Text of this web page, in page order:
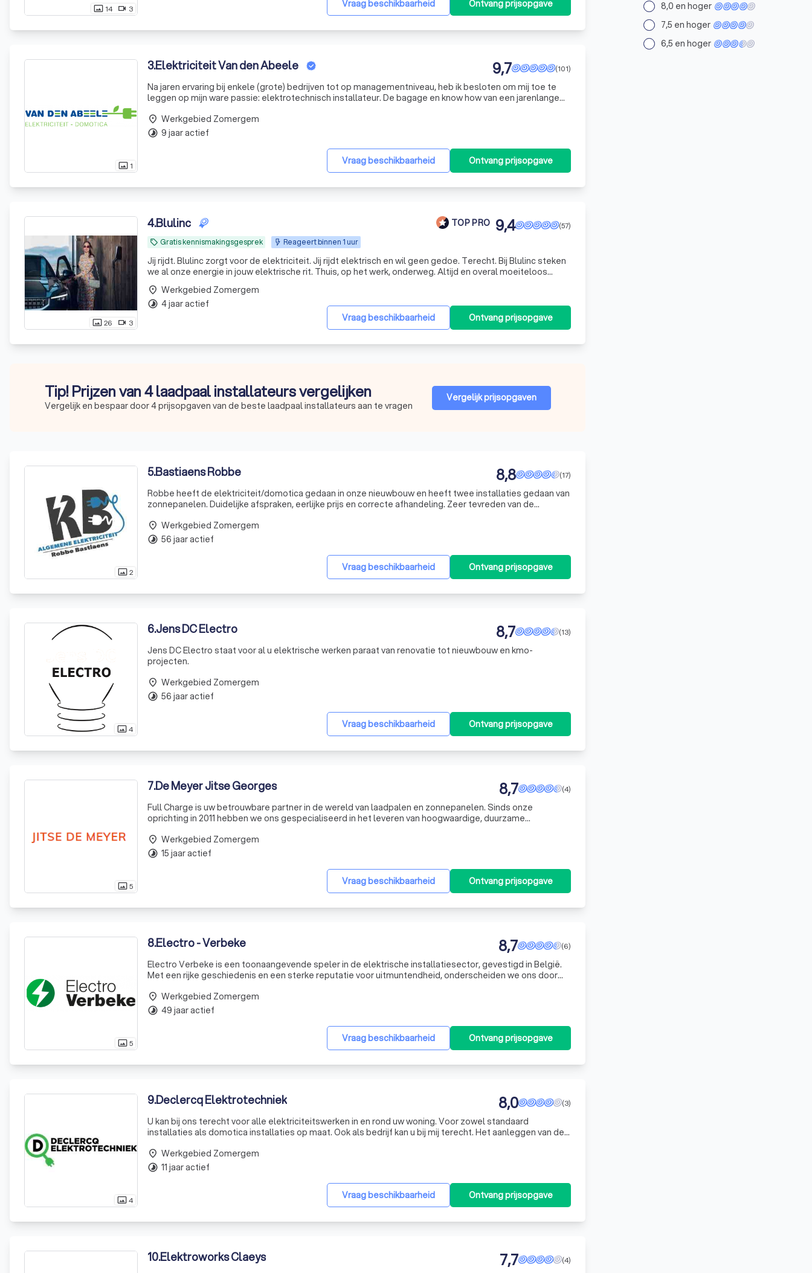
photo_size_select_actual 14 videocam 3 Vraag beschikbaarheid Ontvang prijsopgave
photo_size_select_actual 1
3.Elektriciteit Van den Abeele (101)
9,7
Na jaren ervaring bij enkele (grote) bedrijven tot op managementniveau, heb ik besloten om mij toe te
leggen op mijn ware passie: elektrotechnisch installateur. De bagage en know how van een jarenlange
Vraag beschikbaarheid Ontvang prijsopgave
place Werkgebied Zomergem
timelapse 9 jaar actief
photo_size_select_actual26 videocam 3
4.Blulinc TOP PRO
local_offer Gratis kennismakingsgesprek Reageert binnen 1 uur
(57)
9,4
Jij rijdt. Blulinc zorgt voor de elektriciteit. Jij rijdt elektrisch en wil geen gedoe. Terecht. Bij Blulinc steken
we al onze energie in jouw elektrische rit. Thuis, op het werk, onderweg. Altijd en overal moeiteloos
opladen, met ons arsenaal aan laadoplossingen. Klinkt vlotjes? Is het ook
Vraag beschikbaarheid Ontvang prijsopgave
place Werkgebied Zomergem
timelapse 4 jaar actief
Tip! Prijzen van 4 laadpaal installateurs vergelijken
Vergelijk en bespaar door 4 prijsopgaven van de beste laadpaal installateurs aan te vragen
Vergelijk prijsopgaven
photo_size_select_actual2
5.Bastiaens Robbe (17)
8,8
Robbe heeft de elektriciteit/domotica gedaan in onze nieuwbouw en heeft twee installaties gedaan van
zonnepanelen. Duidelijke afspraken, eerlijke prijs en correcte afhandeling. Zeer tevreden van de
perfecte
Vraag beschikbaarheid Ontvang prijsopgave
place Werkgebied Zomergem
timelapse 56 jaar actief
photo_size_select_actual4
6.Jens DC Electro (13)
8,7
Jens DC Electro staat voor al u elektrische werken paraat van renovatie tot nieuwbouw en kmo-
projecten.
Vraag beschikbaarheid Ontvang prijsopgave
place Werkgebied Zomergem
timelapse 56 jaar actief
photo_size_select_actual5
7.De Meyer Jitse Georges (4)
8,7
Full Charge is uw betrouwbare partner in de wereld van laadpalen en zonnepanelen. Sinds onze
oprichting in 2011 hebben we ons gespecialiseerd in het leveren van hoogwaardige, duurzame
laadstation nodi
Vraag beschikbaarheid Ontvang prijsopgave
place Werkgebied Zomergem
timelapse 15 jaar actief
photo_size_select_actual5
8.Electro - Verbeke (6)
8,7
Electro Verbeke is een toonaangevende speler in de elektrische installatiesector, gevestigd in België.
Met een rijke geschiedenis en een sterke reputatie voor uitmuntendheid, onderscheiden we ons door
Vraag beschikbaarheid Ontvang prijsopgave
place Werkgebied Zomergem
timelapse 49 jaar actief
photo_size_select_actual4
9.Declercq Elektrotechniek (3)
8,0
U kan bij ons terecht voor alle elektriciteitswerken in en rond uw woning. Voor zowel standaard
installaties als domotica installaties op maat. Ook als bedrijf kan u bij mij terecht. Het aanleggen van de
Vraag beschikbaarheid Ontvang prijsopgave
place Werkgebied Zomergem
timelapse 11 jaar actief
10.Elektroworks Claeys (4)
7,7
8,0 en hoger
7,5 en hoger
6,5 en hoger